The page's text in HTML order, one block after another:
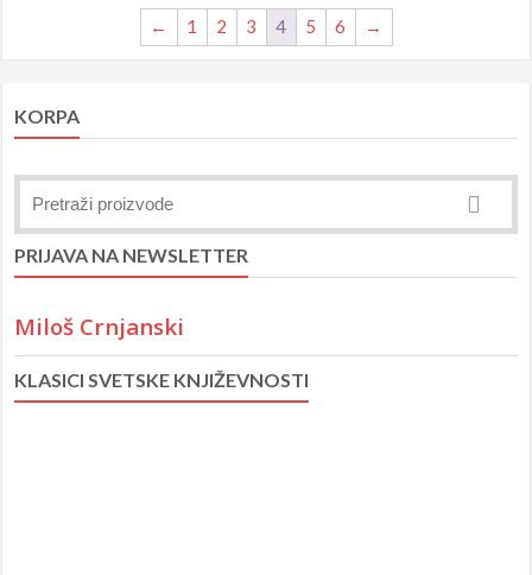
1,210 рсд. 880 рсд.
← 1 2 3 4 5 6 →
KORPA
PRIJAVA NA NEWSLETTER
Miloš Crnjanski
KLASICI SVETSKE KNJIŽEVNOSTI